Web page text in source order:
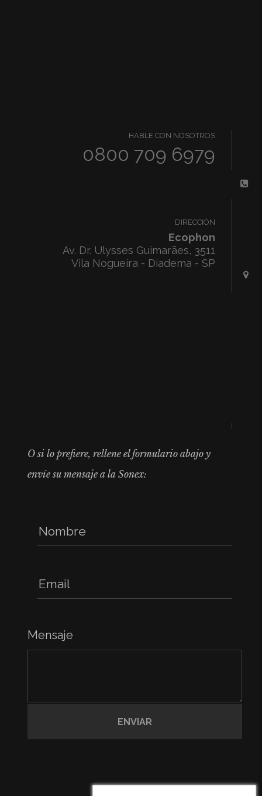
HABLE CON NOSOTROS
0800 709 6979
DIRECCIÓN
Ecophon
Av. Dr. Ulysses Guimarães, 3511
Vila Nogueira - Diadema - SP
O si lo prefiere, rellene el formulario abajo y
envíe su mensaje a la Sonex:
Mensaje